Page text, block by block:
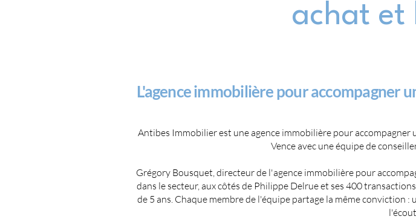
achat et
L'agence immobilière pour accompagner
Antibes Immobilier est une agence immobilière pour
Vence avec une équipe de
Grégory Bousquet, directeur de l'agence immobilière pour
dans le secteur, aux côtés de Philippe Delrue et ses 400
de 5 ans. Chaque membre de l'équipe partage la même